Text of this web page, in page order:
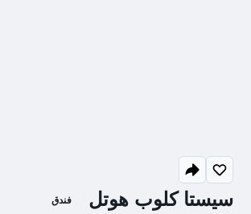
سيستا كلوب هوتل فندق